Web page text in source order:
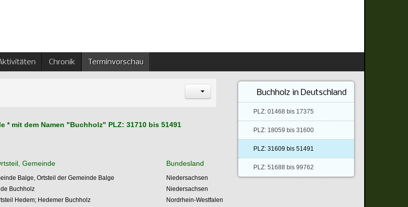
Chronik Terminvorschau
* mit dem Namen "Buchholz" PLZ: 31710 bis 51491
Gemeinde Bundesland
Balge, Ortsteil der Gemeinde Balge
Niedersachsen
Buchholz
Niedersachsen
Hedem; Hedemer Buchholz
Nordrhein-Westfalen
Buchholz in Deutschland
PLZ: 01468 bis 17375
PLZ: 18059 bis 31600
PLZ: 31609 bis 51491
PLZ: 51688 bis 99762